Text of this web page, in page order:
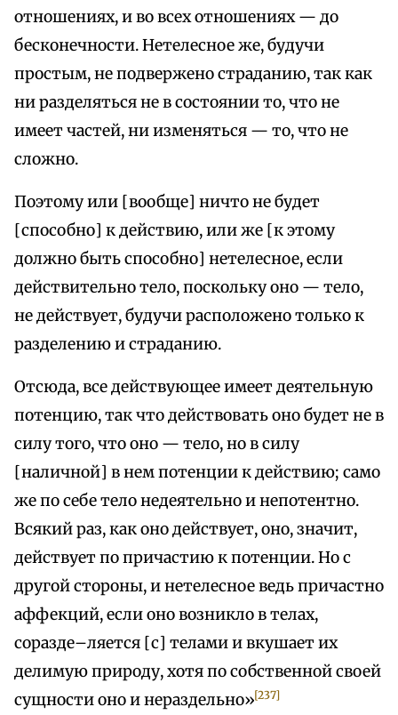
отношениях, и во всех отношениях — до
бесконечности. Нетелесное же, будучи
простым, не подвержено страданию, так как
ни разделяться не в состоянии то, что не
имеет частей, ни изменяться — то, что не
сложно.
Поэтому или [вообще] ничто не будет
[способно] к действию, или же [к этому
должно быть способно] нетелесное, если
действительно тело, поскольку оно — тело,
не действует, будучи расположено только к
разделению и страданию.
Отсюда, все действующее имеет деятельную
потенцию, так что действовать оно будет не в
силу того, что оно — тело, но в силу
[наличной] в нем потенции к действию; само
же по себе тело недеятельно и непотентно.
Всякий раз, как оно действует, оно, значит,
действует по причастию к потенции. Но с
другой стороны, и нетелесное ведь причастно
аффекций, если оно возникло в телах,
соразде–ляется [с] телами и вкушает их
делимую природу, хотя по собственной своей
сущности оно и нераздельно»[237]